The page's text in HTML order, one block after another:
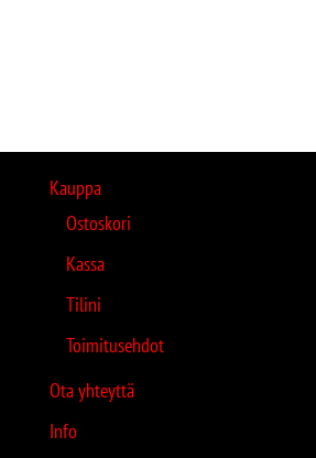
Kauppa
Ostoskori
Kassa
Tilini
Toimitusehdot
Ota yhteyttä
Info